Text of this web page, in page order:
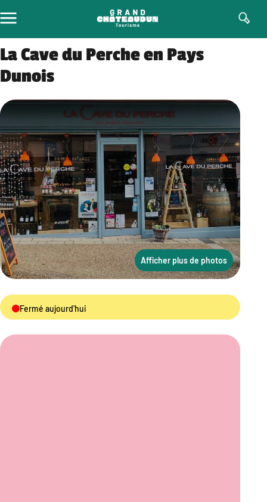
au
contenu
La Cave du Perche en Pays
Dunois
Afficher plus de photos
Fermé aujourd'hui